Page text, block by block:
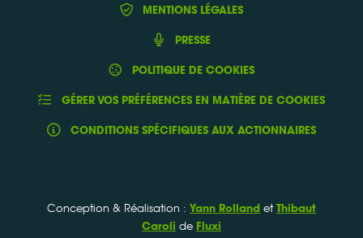
MENTIONS LÉGALES
PRESSE
POLITIQUE DE COOKIES
GÉRER VOS PRÉFÉRENCES EN MATIÈRE DE COOKIES
CONDITIONS SPÉCIFIQUES AUX ACTIONNAIRES
Conception & Réalisation : Yann Rolland etThibaut
Caroli de Fluxi